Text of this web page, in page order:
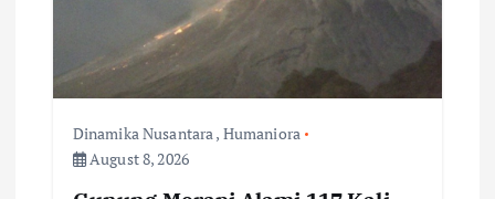
t
Dinamika Nusantara , Humaniora
August 8, 2026